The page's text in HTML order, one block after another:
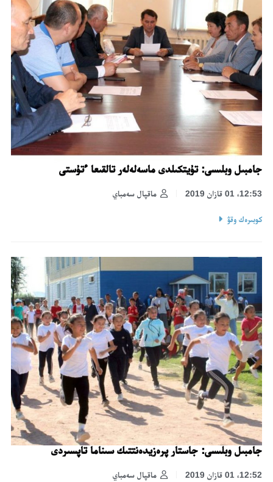
جامبىل وبلىسى: تۇيتكىلدى ماسەلەلەر تالقىعا ءتۇستى
ماقپال سەمباي 12:53، 01 قازان 2019
كوبىرەك وقۋ
جامبىل وبلىسى: جاستار پرەزيدەنتتىك سىناما تاپسىردى
ماقپال سەمباي 12:52، 01 قازان 2019